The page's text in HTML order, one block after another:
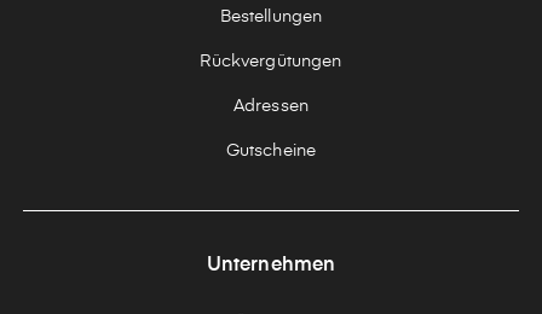
Bestellungen
Rückvergütungen
Adressen
Gutscheine
Unternehmen